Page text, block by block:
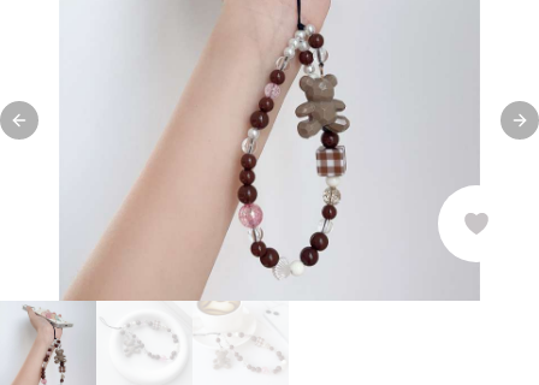
Previous slide